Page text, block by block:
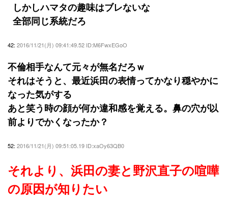
しかしハマタの趣味はブレないな
全部同じ系統だろ
42: 2016/11/21(月) 09:41:49.52 ID:M6FwxEGoO
不倫相手なんて元々が無名だろｗ
それはそうと、最近浜田の表情ってかなり穏やかに
なった気がする
あと笑う時の顔が何か違和感を覚える。鼻の穴が以
前よりでかくなったか？
52: 2016/11/21(月) 09:51:05.19 ID:xaOy63QB0
それより、浜田の妻と野沢直子の喧嘩
の原因が知りたい